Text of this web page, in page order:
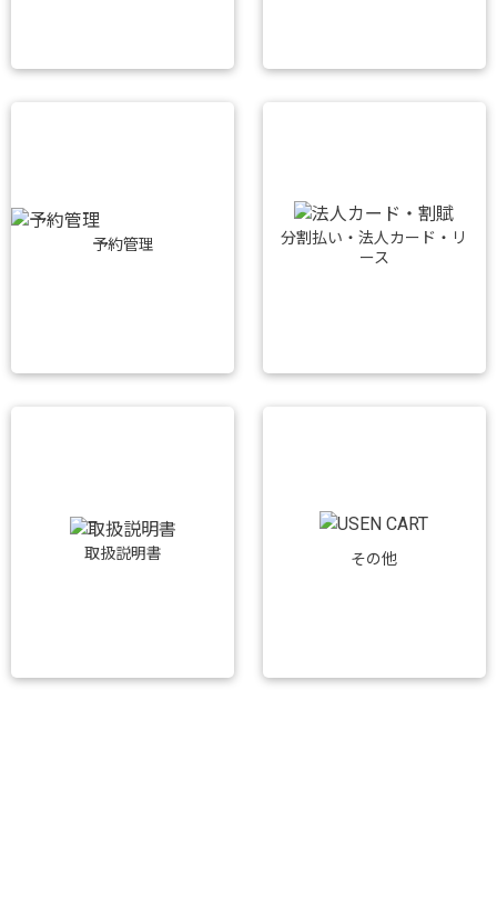
予約管理
分割払い・法人カード・リ
ース
取扱説明書 その他